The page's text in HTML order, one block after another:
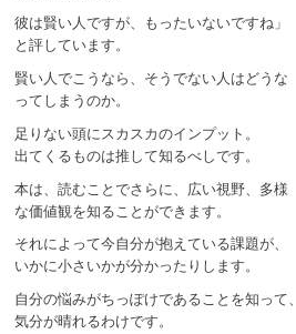
彼は賢い人ですが、もったいないですね」
と評しています。
賢い人でこうなら、そうでない人はどうな
ってしまうのか。
足りない頭にスカスカのインプット。
出てくるものは推して知るべしです。
本は、読むことでさらに、広い視野、多様
な価値観を知ることができます。
それによって今自分が抱えている課題が、
いかに小さいかが分かったりします。
自分の悩みがちっぽけであることを知って、
気分が晴れるわけです。